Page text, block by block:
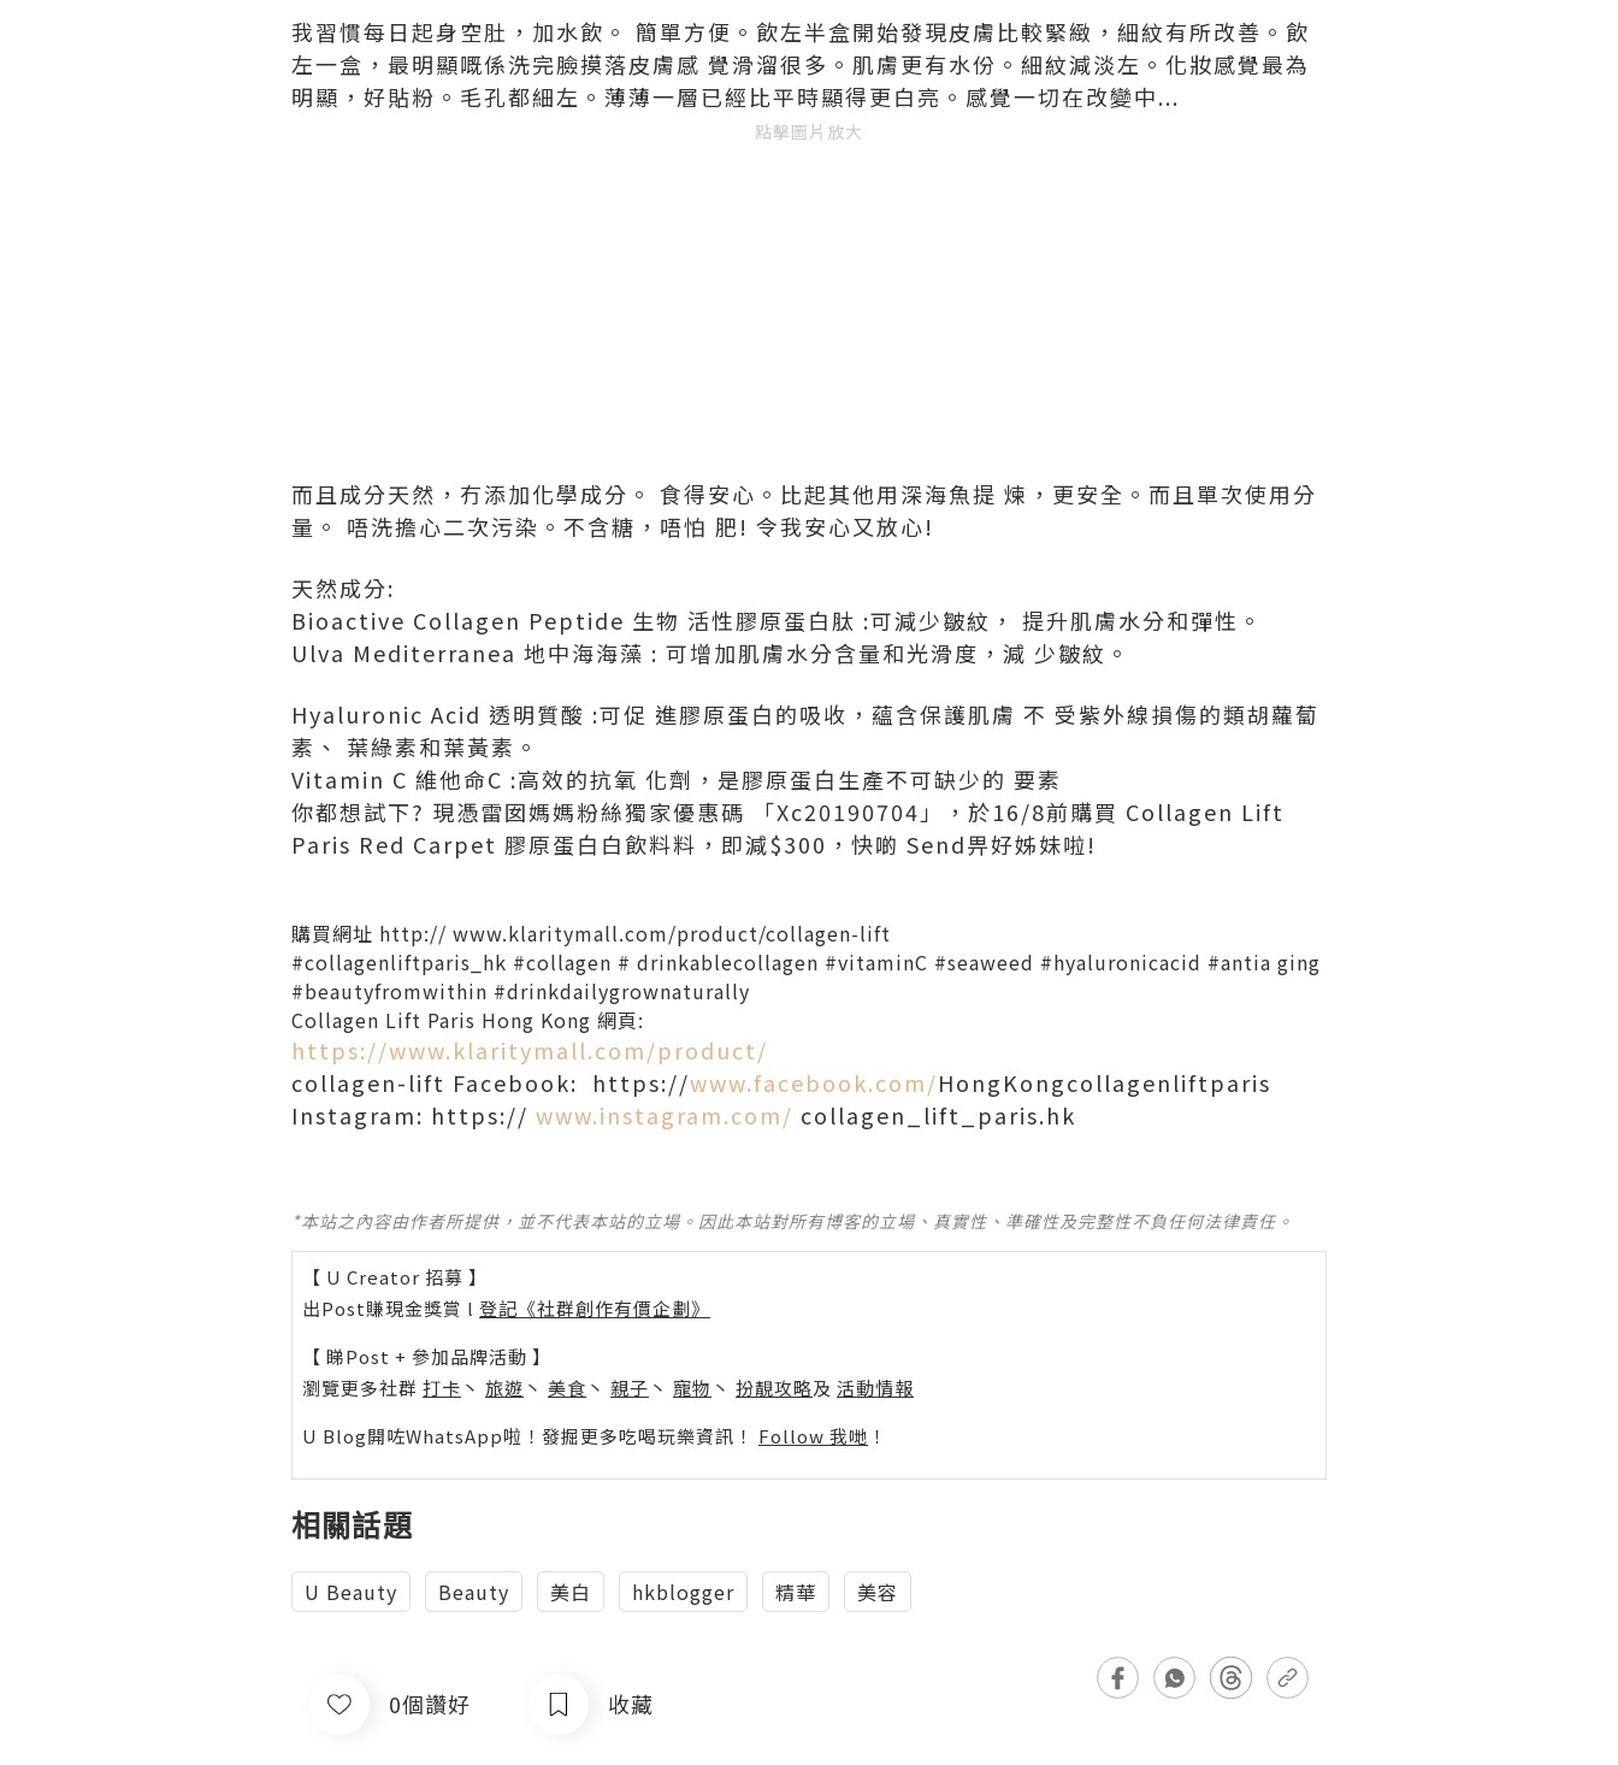
我習慣每日起身空肚，加水飲。 簡單方便。飲左半盒開始發現皮膚比較緊緻，細紋有所改善。飲
左一盒，最明顯嘅係洗完臉摸落皮膚感 覺滑溜很多。肌膚更有水份。細紋減淡左。化妝感覺最為
明顯，好貼粉。毛孔都細左。薄薄一層已經比平時顯得更白亮。感覺一切在改變中...
點擊圖片放大
而且成分天然，冇添加化學成分。 食得安心。比起其他用深海魚提 煉，更安全。而且單次使用分
量。 唔洗擔心二次污染。不含糖，唔怕 肥! 令我安心又放心!
天然成分:
Bioactive Collagen Peptide 生物 活性膠原蛋白肽 :可減少皺紋， 提升肌膚水分和彈性。
Ulva Mediterranea 地中海海藻 : 可增加肌膚水分含量和光滑度，減 少皺紋。
Hyaluronic Acid 透明質酸 :可促 進膠原蛋⽩的吸收，蘊含保護肌膚 不 受紫外線損傷的類胡蘿蔔
素、 葉綠素和葉黃素。
Vitamin C 維他命C :高效的抗氧 化劑，是膠原蛋⽩生產不可缺少的 要素
你都想試下? 現憑雷囡媽媽粉絲獨家優惠碼 「Xc20190704」，於16/8前購買 Collagen Lift
Paris Red Carpet 膠原蛋⽩白飲料料，即減$300，快啲 Send畀好姊妹啦!
購買網址 http:// www.klaritymall.com/product/collagen-lift
#collagenliftparis_hk #collagen # drinkablecollagen #vitaminC #seaweed #hyaluronicacid #antia ging
#beautyfromwithin #drinkdailygrownaturally
Collagen Lift Paris Hong Kong 網頁:
https://www.klaritymall.com/product/
collagen-lift Facebook: https://www.facebook.com/HongKongcollagenliftparis
Instagram: https:// www.instagram.com/ collagen_lift_paris.hk
*本站之內容由作者所提供，並不代表本站的立場。因此本站對所有博客的立場、真實性、準確性及完整性不負任何法律責任。
【 U Creator 招募 】
出Post賺現金獎賞 l 登記《社群創作有價企劃》
【 睇Post + 參加品牌活動 】
瀏覽更多社群 打卡 丶 旅遊 丶 美食 丶 親子 丶 寵物 丶 扮靚攻略及 活動情報
U Blog開咗WhatsApp啦！發掘更多吃喝玩樂資訊！ Follow 我哋 ！
相關話題
U Beauty Beauty 美白 hkblogger 精華 美容
0個讚好 收藏